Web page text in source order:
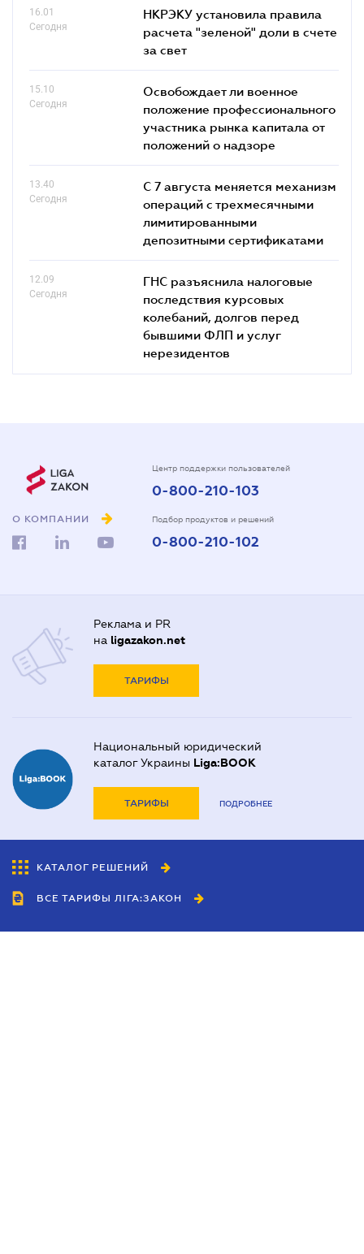
16.01
Сегодня
НКРЭКУ установила правила
расчета "зеленой" доли в счете
за свет
15.10
Сегодня
Освобождает ли военное
положение профессионального
участника рынка капитала от
положений о надзоре
13.40
Сегодня
С 7 августа меняется механизм
операций с трехмесячными
лимитированными
депозитными сертификатами
12.09
Сегодня
ГНС разъяснила налоговые
последствия курсовых
колебаний, долгов перед
бывшими ФЛП и услуг
нерезидентов
О КОМПАНИИ
Центр поддержки пользователей
0-800-210-103
Подбор продуктов и решений
0-800-210-102
Реклама и PR
на ligazakon.net
ТАРИФЫ
Национальный юридический
каталог Украины Liga:BOOK
ТАРИФЫ ПОДРОБНЕЕ
КАТАЛОГ РЕШЕНИЙ
ВСЕ ТАРИФЫ ЛІГА:ЗАКОН